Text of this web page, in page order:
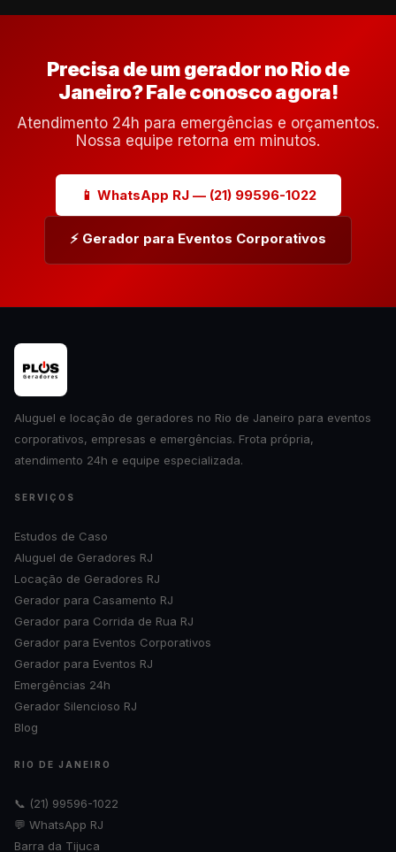
Precisa de um gerador no Rio de
Janeiro? Fale conosco agora!
Atendimento 24h para emergências e orçamentos.
Nossa equipe retorna em minutos.
📱 WhatsApp RJ — (21) 99596-1022
⚡ Gerador para Eventos Corporativos
Aluguel e locação de geradores no Rio de Janeiro para eventos
corporativos, empresas e emergências. Frota própria,
atendimento 24h e equipe especializada.
SERVIÇOS
Estudos de Caso
Aluguel de Geradores RJ
Locação de Geradores RJ
Gerador para Casamento RJ
Gerador para Corrida de Rua RJ
Gerador para Eventos Corporativos
Gerador para Eventos RJ
Emergências 24h
Gerador Silencioso RJ
Blog
RIO DE JANEIRO
📞 (21) 99596-1022
💬 WhatsApp RJ
Barra da Tijuca